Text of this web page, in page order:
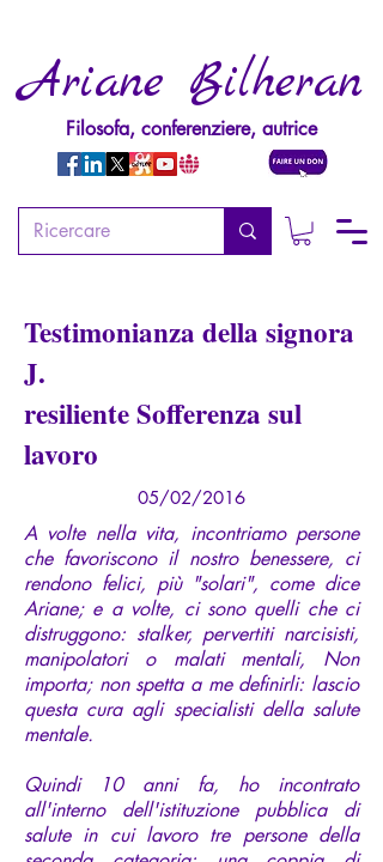
Ariane Bilheran
Filosofa, conferenziere, autrice
Testimonianza della signora
J.
resiliente Sofferenza sul
lavoro
05/02/2016
A volte nella vita, incontriamo persone
che favoriscono il nostro benessere, ci
rendono felici, più "solari", come dice
Ariane; e a volte, ci sono quelli che ci
distruggono: stalker, pervertiti narcisisti,
manipolatori o malati mentali, Non
importa; non spetta a me definirli: lascio
questa cura agli specialisti della salute
mentale.
Quindi 10 anni fa, ho incontrato
all'interno dell'istituzione pubblica di
salute in cui lavoro tre persone della